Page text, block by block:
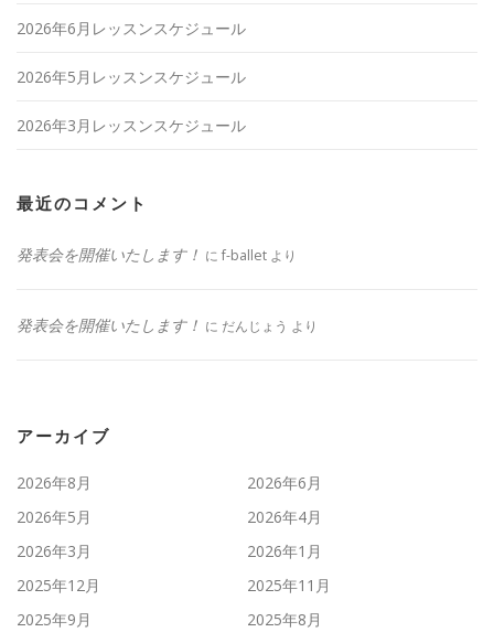
2026年6月レッスンスケジュール
2026年5月レッスンスケジュール
2026年3月レッスンスケジュール
最近のコメント
発表会を開催いたします！ に f-ballet より
発表会を開催いたします！ に だんじょう より
アーカイブ
2026年8月
2026年6月
2026年5月
2026年4月
2026年3月
2026年1月
2025年12月
2025年11月
2025年9月
2025年8月